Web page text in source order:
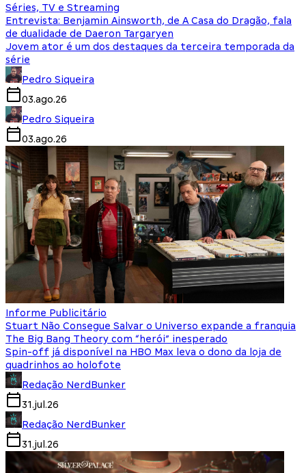
Séries, TV e Streaming
Entrevista: Benjamin Ainsworth, de A Casa do Dragão, fala
de dualidade de Daeron Targaryen
Jovem ator é um dos destaques da terceira temporada da
série
Pedro Siqueira
03.ago.26
Pedro Siqueira
03.ago.26
Informe Publicitário
Stuart Não Consegue Salvar o Universo expande a franquia
The Big Bang Theory com “herói” inesperado
Spin-off já disponível na HBO Max leva o dono da loja de
quadrinhos ao holofote
Redação NerdBunker
31.jul.26
Redação NerdBunker
31.jul.26